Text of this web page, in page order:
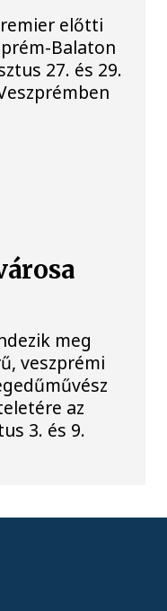
előtti
Balaton
27. és 29.
meg
veszprémi
az
3. és 9.